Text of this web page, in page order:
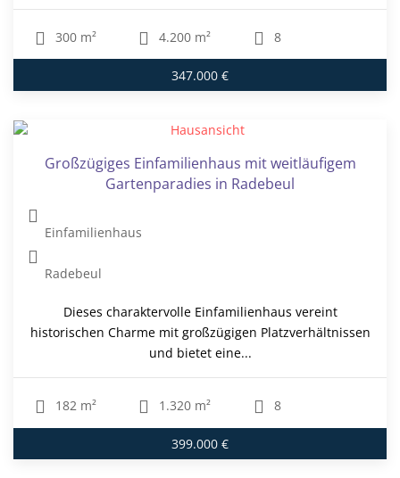
300 m² 4.200 m² 8
347.000 €
Großzügiges Einfamilienhaus mit weitläufigem
Gartenparadies in Radebeul
Einfamilienhaus
Radebeul
Dieses charaktervolle Einfamilienhaus vereint
historischen Charme mit großzügigen Platzverhältnissen
und bietet eine...
182 m² 1.320 m² 8
399.000 €